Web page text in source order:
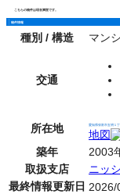
こちらの物件は現在満室です。
物件情報
種別 / 構造 マン
交通
所在地 愛知県弥富市五明１
地図
築年
2003
取扱支店
ニッ
最終情報更新日 2026/